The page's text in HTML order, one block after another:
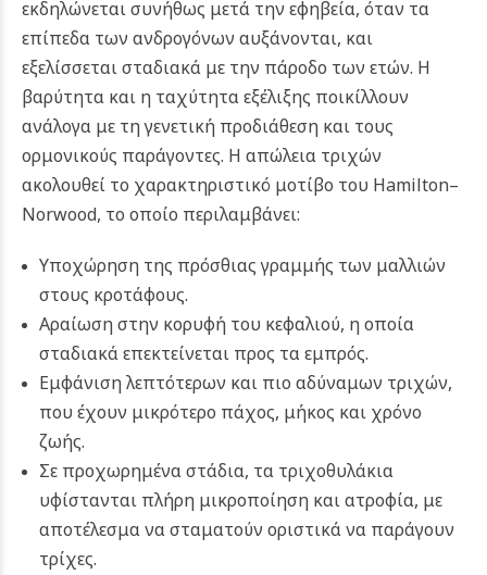
εκδηλώνεται συνήθως μετά την εφηβεία, όταν τα
επίπεδα των ανδρογόνων αυξάνονται, και
εξελίσσεται σταδιακά με την πάροδο των ετών. Η
βαρύτητα και η ταχύτητα εξέλιξης ποικίλλουν
ανάλογα με τη γενετική προδιάθεση και τους
ορμονικούς παράγοντες. Η απώλεια τριχών
ακολουθεί το χαρακτηριστικό μοτίβο του Hamilton–
Norwood, το οποίο περιλαμβάνει:
Υποχώρηση της πρόσθιας γραμμής των μαλλιών
στους κροτάφους.
Αραίωση στην κορυφή του κεφαλιού, η οποία
σταδιακά επεκτείνεται προς τα εμπρός.
Εμφάνιση λεπτότερων και πιο αδύναμων τριχών,
που έχουν μικρότερο πάχος, μήκος και χρόνο
ζωής.
Σε προχωρημένα στάδια, τα τριχοθυλάκια
υφίστανται πλήρη μικροποίηση και ατροφία, με
αποτέλεσμα να σταματούν οριστικά να παράγουν
τρίχες.